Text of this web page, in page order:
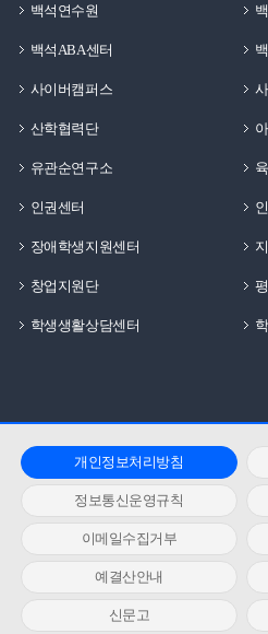
백석연수원
백석ABA센터
사이버캠퍼스
산학협력단
유관순연구소
인권센터
장애학생지원센터
창업지원단
학생생활상담센터
개인정보처리방침
정보통신운영규칙
이메일수집거부
예결산안내
신문고